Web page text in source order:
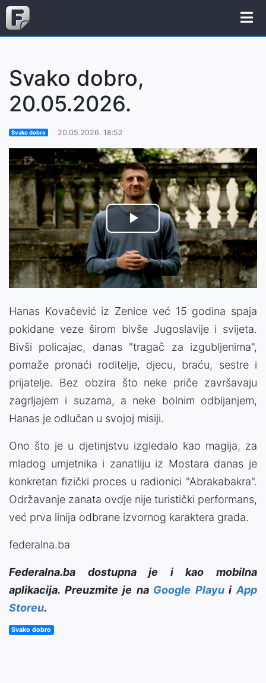
Svako dobro,
20.05.2026.
Svako dobro 20.05.2026. 18:52
Play
Video
Hanas Kovačević iz Zenice već 15 godina spaja
pokidane veze širom bivše Jugoslavije i svijeta.
Bivši policajac, danas "tragač za izgubljenima",
pomaže pronaći roditelje, djecu, braću, sestre i
prijatelje. Bez obzira što neke priče završavaju
zagrljajem i suzama, a neke bolnim odbijanjem,
Hanas je odlučan u svojoj misiji.
Ono što je u djetinjstvu izgledalo kao magija, za
mladog umjetnika i zanatliju iz Mostara danas je
konkretan fizički proces u radionici "Abrakabakra".
Održavanje zanata ovdje nije turistički performans,
već prva linija odbrane izvornog karaktera grada.
federalna.ba
Federalna.ba dostupna je i kao mobilna
aplikacija. Preuzmite je na Google PlayuiApp
Storeu.
Svako dobro